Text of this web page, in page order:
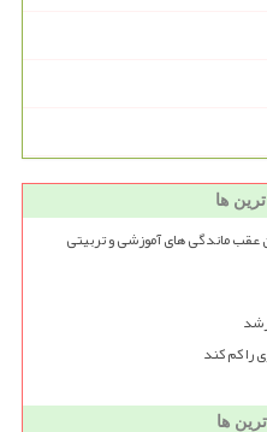
ترین ها
عقب ماندگی های آموزشی و تربیتی
را کم کند
ها